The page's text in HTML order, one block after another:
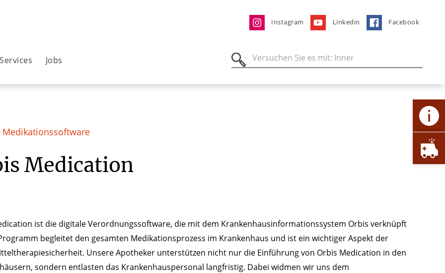
Instagram Linkedin Facebook
Services Jobs
Medikationssoftware
Medication
ist die digitale Verordnungssoftware, die mit dem Krankenhausinformationssystem Orbis verknüpft
begleitet den gesamten Medikationsprozess im Krankenhaus und ist ein wichtiger Aspekt der
Unsere Apotheker unterstützen nicht nur die Einführung von Orbis Medication in den
sondern entlasten das Krankenhauspersonal langfristig. Dabei widmen wir uns dem